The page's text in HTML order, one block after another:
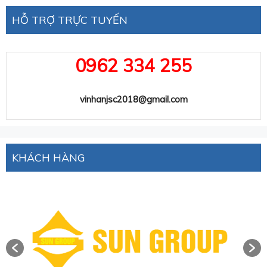
HỖ TRỢ TRỰC TUYẾN
0962 334 255
vinhanjsc2018@gmail.com
KHÁCH HÀNG